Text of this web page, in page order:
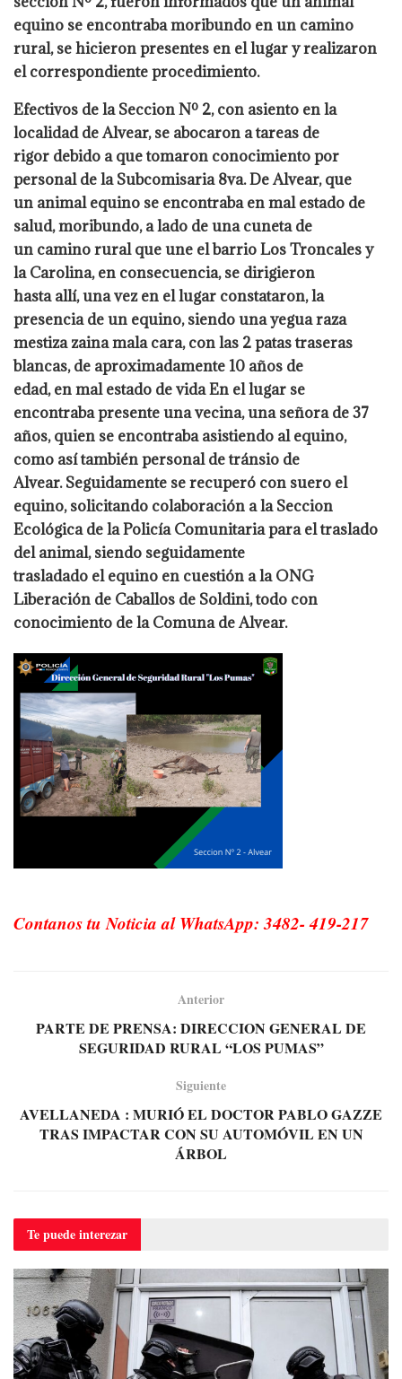
equino se encontraba moribundo en un camino
rural, se hicieron presentes en el lugar y realizaron
el correspondiente procedimiento.
Efectivos de la Seccion Nº 2, con asiento en la
localidad de Alvear, se abocaron a tareas de
rigor debido a que tomaron conocimiento por
personal de la Subcomisaria 8va. De Alvear, que
un animal equino se encontraba en mal estado de
salud, moribundo, a lado de una cuneta de
un camino rural que une el barrio Los Troncales y
la Carolina, en consecuencia, se dirigieron
hasta allí, una vez en el lugar constataron, la
presencia de un equino, siendo una yegua raza
mestiza zaina mala cara, con las 2 patas traseras
blancas, de aproximadamente 10 años de
edad, en mal estado de vida En el lugar se
encontraba presente una vecina, una señora de 37
años, quien se encontraba asistiendo al equino,
como así también personal de tránsio de
Alvear. Seguidamente se recuperó con suero el
equino, solicitando colaboración a la Seccion
Ecológica de la Policía Comunitaria para el traslado
del animal, siendo seguidamente
trasladado el equino en cuestión a la ONG
Liberación de Caballos de Soldini, todo con
conocimiento de la Comuna de Alvear.
Contanos tu Noticia al WhatsApp: 3482- 419-217
Anterior
PARTE DE PRENSA: DIRECCION GENERAL DE
SEGURIDAD RURAL “LOS PUMAS”
Siguiente
AVELLANEDA : MURIÓ EL DOCTOR PABLO GAZZE
TRAS IMPACTAR CON SU AUTOMÓVIL EN UN
ÁRBOL
Te puedeinterezar